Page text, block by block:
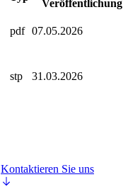
Veröffentlichung
pdf 07.05.2026
stp 31.03.2026
Kontaktieren Sie uns